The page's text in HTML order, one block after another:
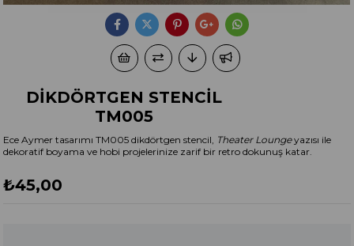
DİKDÖRTGEN STENCİL
TM005
Ece Aymer tasarımı TM005 dikdörtgen stencil, Theater Loungeyazısı ile
dekoratif boyama ve hobi projelerinize zarif bir retro dokunuş katar.
₺45,00